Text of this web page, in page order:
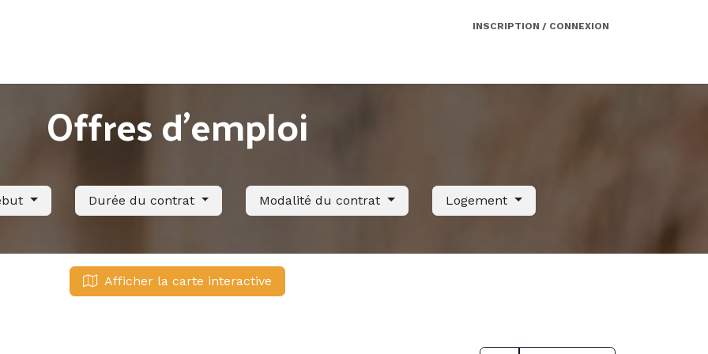
INSCRIPTION / CONNEXION
Offres d'emploi
Durée du contrat Modalité du contrat Logement
Afficher la carte interactive